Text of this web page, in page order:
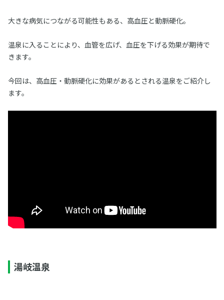
大きな病気につながる可能性もある、高血圧と動脈硬化。
温泉に入ることにより、血管を広げ、血圧を下げる効果が期待で
きます。
今回は、高血圧・動脈硬化に効果があるとされる温泉をご紹介し
ます。
湯岐温泉